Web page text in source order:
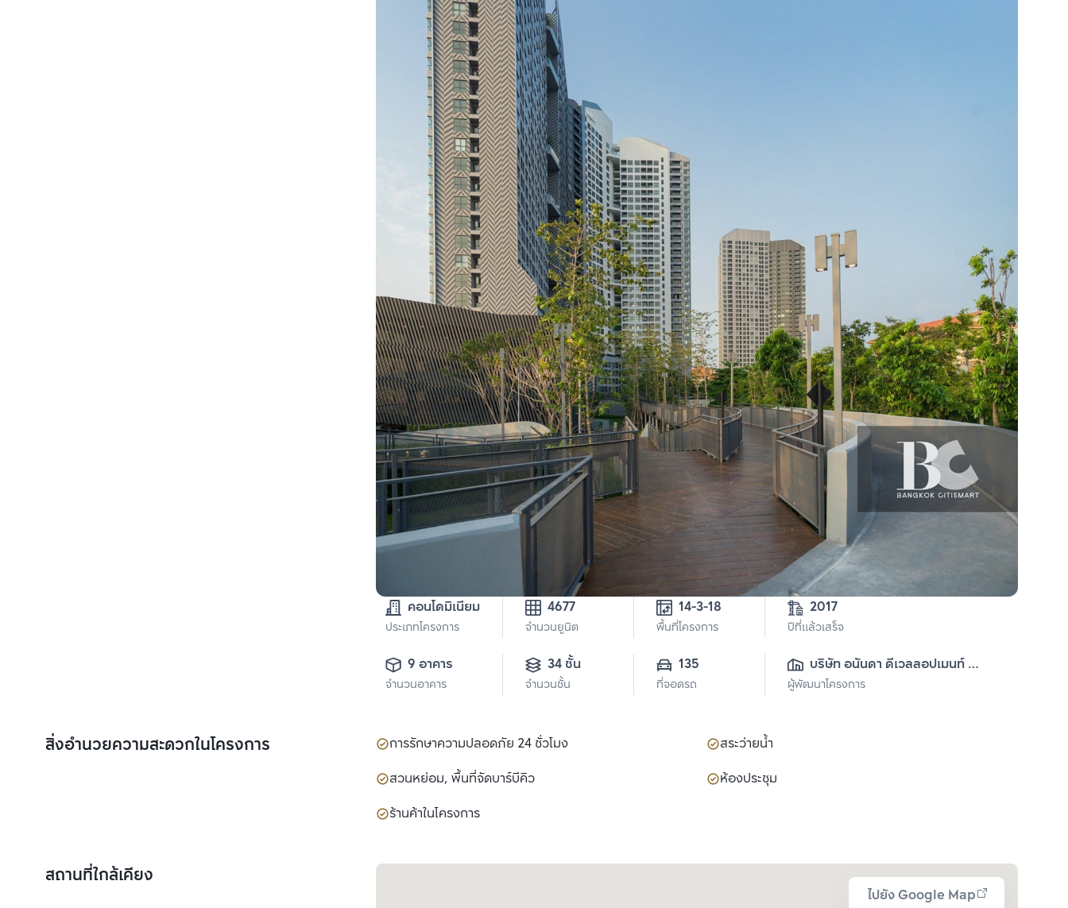
คอนโดมิเนียม
ประเภทโครงการ
4677
จำนวนยูนิต
14-3-18
พื้นที่โครงการ
2017
ปีที่แล้วเสร็จ
9 อาคาร
จำนวนอาคาร
34 ชั้น
จำนวนชั้น
135
ที่จอดรถ
บริษัท อนันดา ดีเวลลอปเมนท์
จำกัด (มหาชน)
ผู้พัฒนาโครงการ
สิ่งอำนวยความสะดวกในโครงการ การรักษาความปลอดภัย 24 ชั่วโมง
สระว่ายน้ำ
สวนหย่อม, พื้นที่จัดบาร์บีคิว
ห้องประชุม
ร้านค้าในโครงการ
สถานที่ใกล้เคียง
ไปยัง Google Map